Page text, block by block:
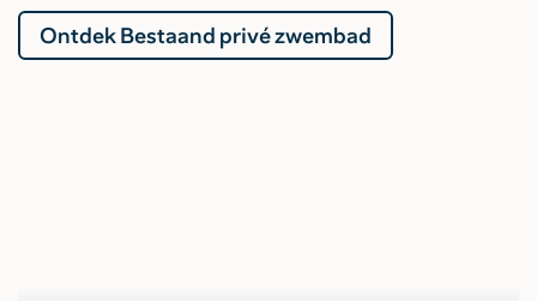
Ontdek Bestaand privé zwembad